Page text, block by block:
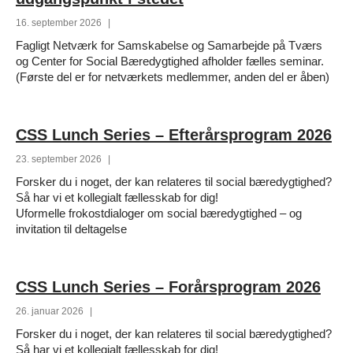
etisk opmærksomhed og med ønske om at skabe bæredygtige
forandringer.
Vi beskæftiger os med udviklingen af nye forståelser af social og
Arbejdet med dette tema får betydning for, hvordan man kan tænke
sociale investeringer og gentænke CSR, og ikke mindst hvordan man
Et andet eksempel på et forskningstema, der beskæftiger centrets
forskere, er social bæredygtighed. I centrets arbejde kan dette forstås
som lige fordeling af ressourcer, som en sanselighed mellem
levesteder, fællesskaber og solidaritetsøkonomi. Når der er fravær af
social bæredygtighed, taler vi om det som menneskelig
’gældssættelse’ og omsorgssvigt. Vi arbejder med social
bæredygtighed i dets egen ret, men tæt koblet med økonomisk og
økologisk/miljømæssig bæredygtighed.
16. september 2026
Fagligt Netværk for Samskabelse og Samarbejde på Tværs
og Center for Social Bæredygtighed afholder fælles seminar.
(Første del er for netværkets medlemmer, anden del er åben)
CSS Lunch Series – Efterårsprogram 2026
23. september 2026
Forsker du i noget, der kan relateres til social bæredygtighed?
Så har vi et kollegialt fællesskab for dig!
Uformelle frokostdialoger om social bæredygtighed – og
invitation til deltagelse
CSS Lunch Series – Forårsprogram 2026
26. januar 2026
Forsker du i noget, der kan relateres til social bæredygtighed?
Så har vi et kollegialt fællesskab for dig!